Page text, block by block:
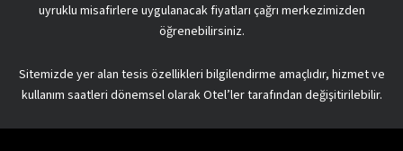
uyruklu misafirlere uygulanacak fiyatları çağrı merkezimizden
öğrenebilirsiniz.
Sitemizde yer alan tesis özellikleri bilgilendirme amaçlıdır, hizmet ve
kullanım saatleri dönemsel olarak Otel’ler tarafından değişitirilebilir.